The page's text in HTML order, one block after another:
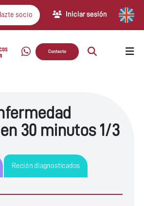
socio Iniciar sesión
Contacto
30 minutos 1/3
Recién diagnosticados